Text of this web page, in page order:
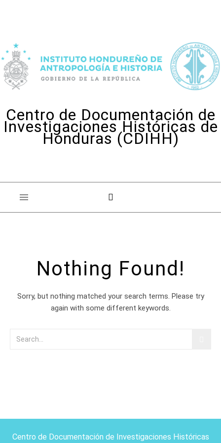
Centro de Documentación de
Investigaciones Históricas de
Honduras (CDIHH)
Nothing Found!
Sorry, but nothing matched your search terms. Please try
again with some different keywords.
Centro de Documentación de Investigaciones Históricas